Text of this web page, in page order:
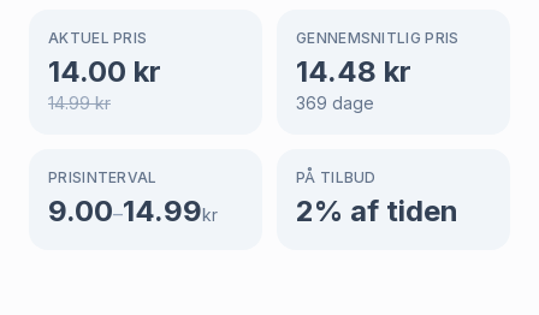
AKTUEL PRIS
14.00 kr
14.99kr
GENNEMSNITLIG PRIS
14.48 kr
369 dage
PRISINTERVAL
9.00–14.99kr
PÅ TILBUD
2% af tiden